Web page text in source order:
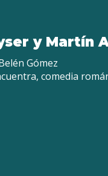
y Martín
Gómez
comedia